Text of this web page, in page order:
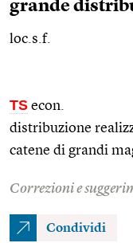
grande
loc.s.f.
TS econ.
distribuzione
catene di grandi
Correzioni e
Condividi